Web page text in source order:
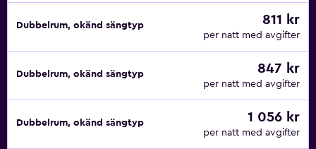
Dubbelrum, okänd sängtyp 811 kr
per natt med avgifter
Dubbelrum, okänd sängtyp 847 kr
per natt med avgifter
Dubbelrum, okänd sängtyp 1 056 kr
per natt med avgifter